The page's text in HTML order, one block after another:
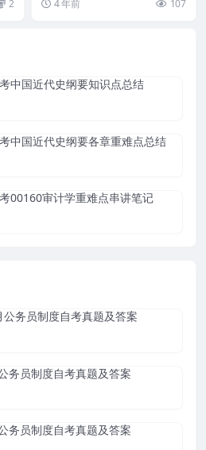
2
学考试电子...
4 年前 107
考中国近代史纲要知识点总结
考中国近代史纲要各章重难点总结
考00160审计学重难点串讲笔记
务员制度自考真题及答案
务员制度自考真题及答案
务员制度自考真题及答案